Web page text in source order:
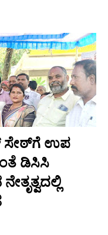
ಸೇಠ್‌ಗೆ ಉಪ
ಡಿಸಿಸಿ